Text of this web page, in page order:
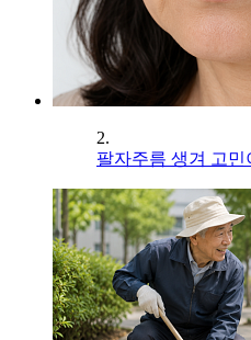
2.
팔자주름 생겨 고